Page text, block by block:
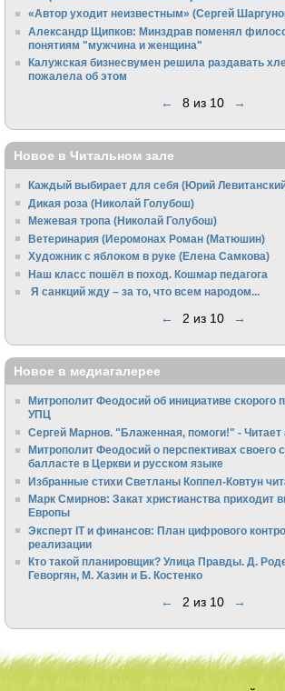
«Автор уходит неизвестным» (Сергей
Александр Щипков: Минздрав поменял
понятиям "мужчина и женщина"
Калужская бизнесвумен решила раздавать
пожалела об этом
← 8 из 10 →
Новое в Читальном зале
Каждый выбирает для себя (Юрий
Дикая роза (Николай Голубош)
Межевая тропа (Николай Голубош)
Ветеринария (Иеромонах Роман (Матюшин)
Художник с яблоком в руке (Елена Самкова)
Наш класс пошёл в поход. Кошмар педагога
Я санкций жду – за то, что всем народом...
← 2 из 10 →
Новое в медиагалерее
Митрополит Феодосий об инициативе скорого
УПЦ
Сергей Марнов. "Блаженная, помоги!" - Читает
Митрополит Феодосий о перспективах своего
балласте в Церкви и русском языке
Избранные стихи Светланы Коппел-Ковтун
Марк Смирнов: Закат христианства приходит
Европы
Эксперт IT и финансов: План цифрового
реализации
Кто такой планировщик? Улица Правды. Д.
Геворгян, М. Хазин и Б. Костенко
← 2 из 10 →